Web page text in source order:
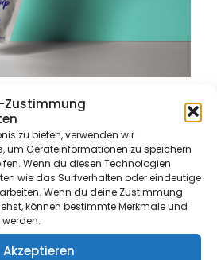
Zustimmung
zu bieten, verwenden wir
um Geräteinformationen zu speichern
Wenn du diesen Technologien
wie das Surfverhalten oder eindeutige
Wenn du deine Zustimmung
können bestimmte Merkmale und
Akzeptieren
consectetur adipiscing elit.
a varius blandit, auctor eget
sapien sit amet mauris
nunc cursus. Duis ultricies
Curabitur rutrum porta dui eget
Class aptent taciti sociosqu
nostra, per inceptos